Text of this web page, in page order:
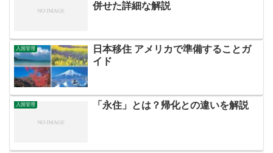
併せた詳細な解説
入国管理
日本移住 アメリカで準備することガ
イド
入国管理 「永住」とは？帰化との違いを解説